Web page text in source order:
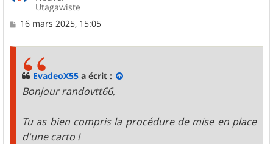
Utagawiste
M16 mars 2025, 15:05
EvadeoX55 a écrit :
Bonjour randovtt66,
Tu as bien compris la procédure de mise en place
d'une carto !